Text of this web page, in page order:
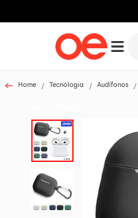
Home Tecnologia Audífonos